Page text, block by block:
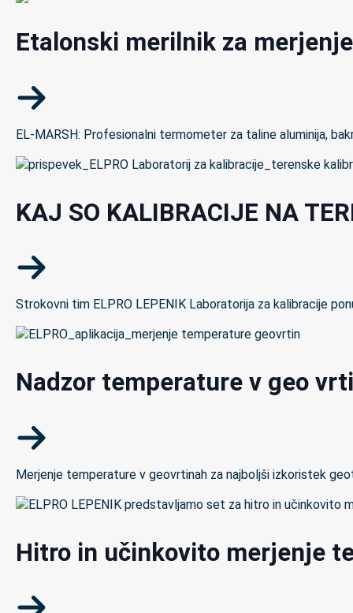
Etalonski merilnik za
EL-MARSH: Profesionalni termometer za taline aluminija,
KAJ SO KALIBRACIJE NA
Strokovni tim ELPRO LEPENIK Laboratorija za kalibracije
Nadzor temperature v geo
Merjenje temperature v geovrtinah za najboljši izkoristek
Hitro in učinkovito merjenje